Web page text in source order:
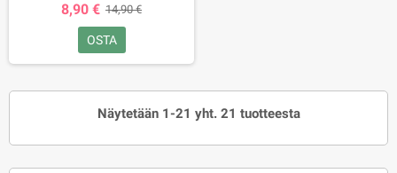
8,90 € 14,90 €
OSTA
Näytetään 1-21 yht. 21 tuotteesta